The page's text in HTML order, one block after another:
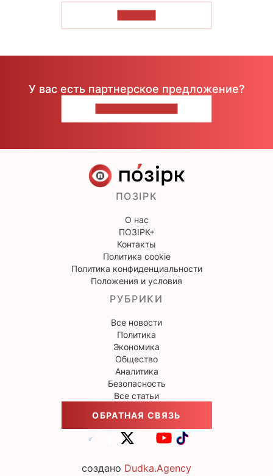
У вас есть партнерское предложение?
ПОЗІРК
О нас
ПОЗІРК+
Контакты
Политика cookie
Политика конфиденциальности
Положения и условия
РУБРИКИ
Все новости
Политика
Экономика
Общество
Аналитика
Безопасность
Все статьи
ОБРАТНАЯ СВЯЗЬ
создано Dudka.Agency